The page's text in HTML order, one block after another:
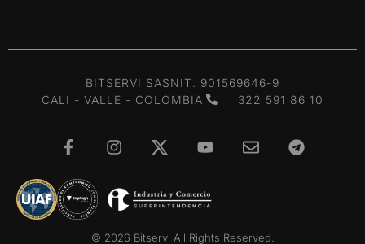
BITSERVI SASNIT. 901569646-9
CALI - VALLE - COLOMBIA
322 591 86 10
© 2026 Bitservi All Rights Reserved.